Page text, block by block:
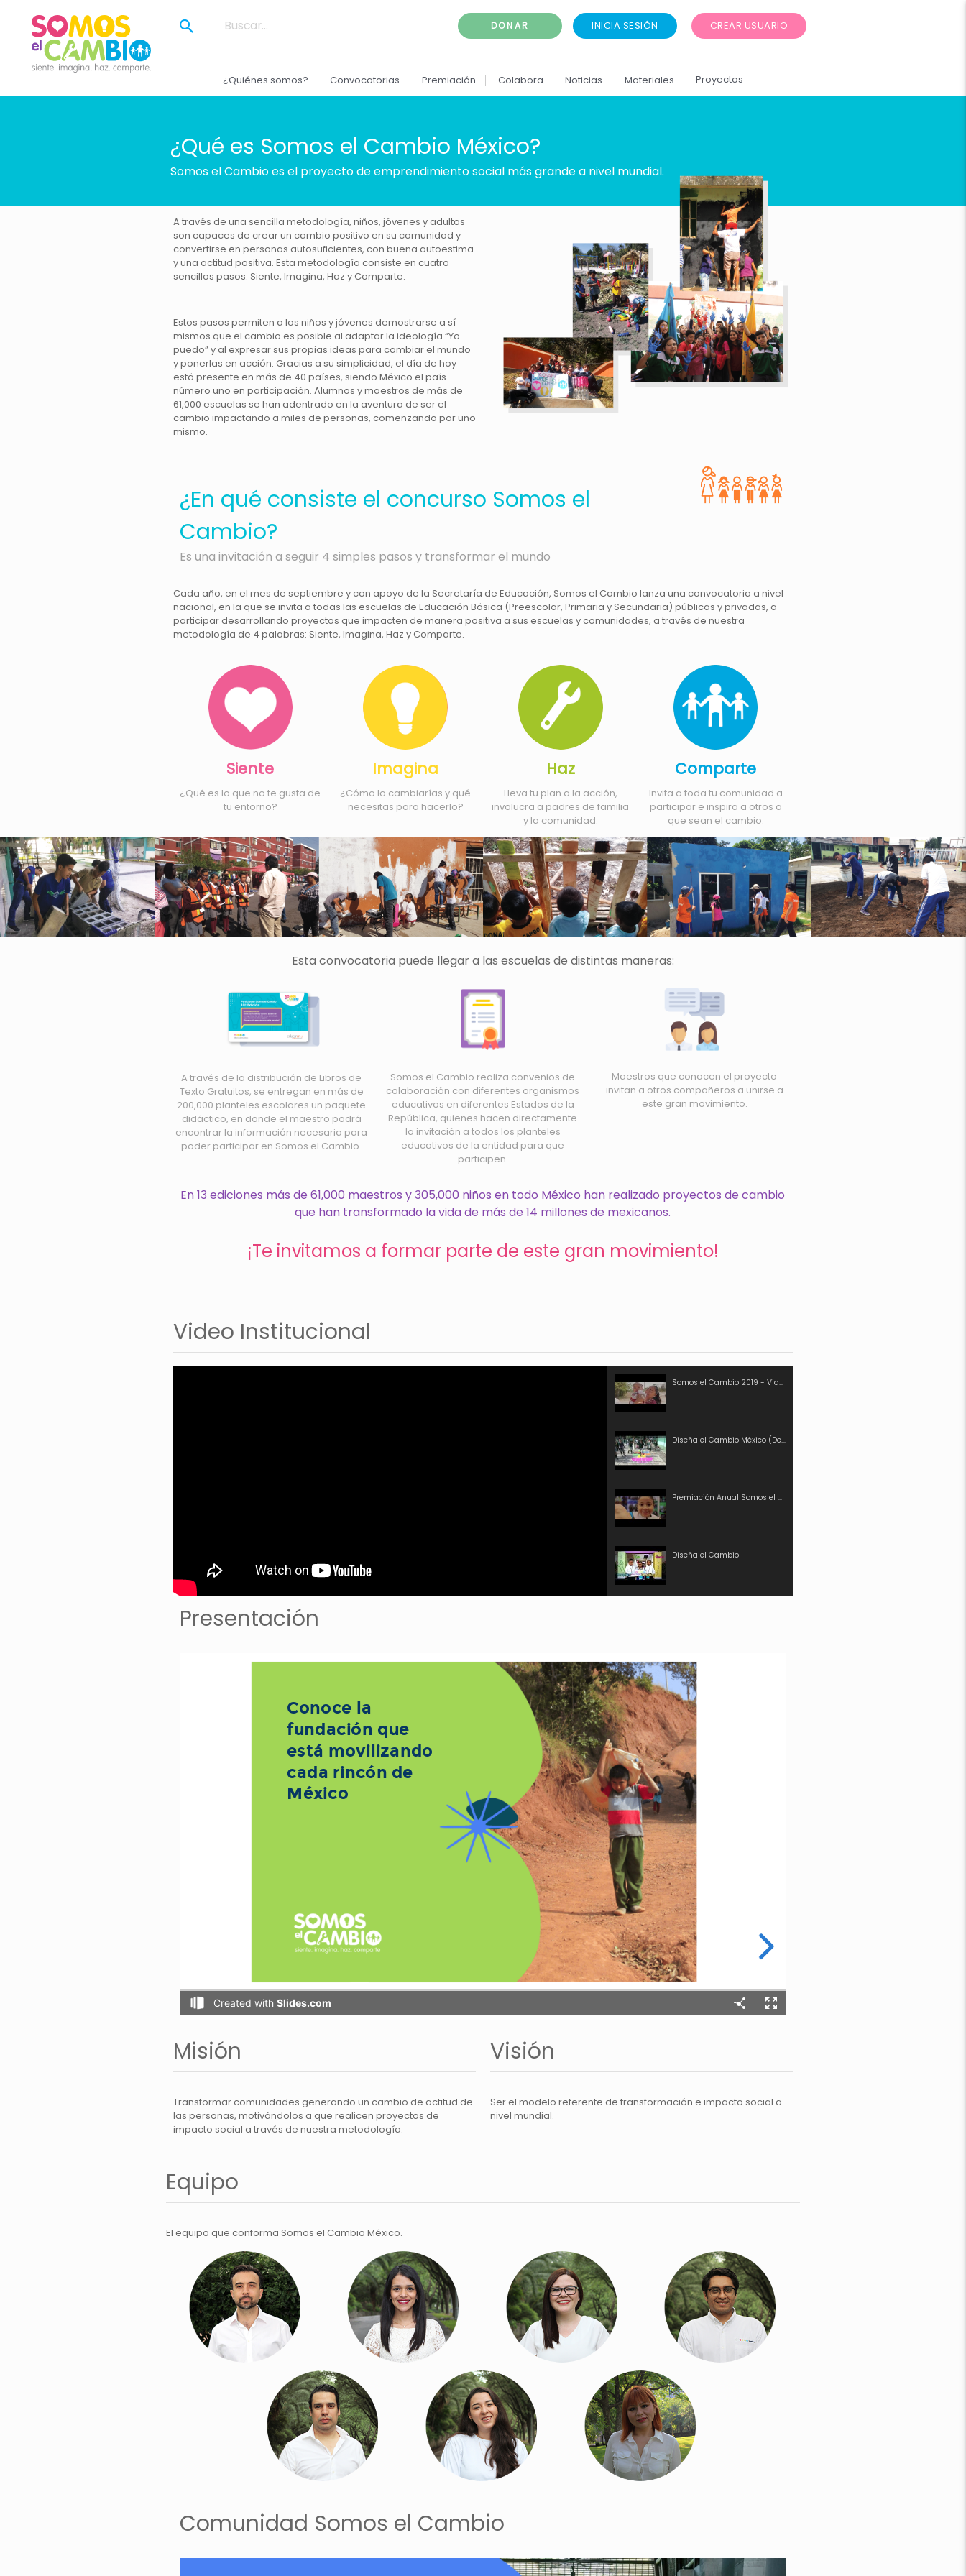
DONAR INICIA SESIÓN CREAR USUARIO
¿Quiénes somos? Convocatorias Premiación Colabora Noticias Materiales Proyectos
¿Qué es Somos el Cambio México?
Somos el Cambio es el proyecto de emprendimiento social más grande a nivel mundial.
A través de una sencilla metodología, niños, jóvenes y adultos
son capaces de crear un cambio positivo en su comunidad y
convertirse en personas autosuficientes, con buena autoestima
y una actitud positiva. Esta metodología consiste en cuatro
sencillos pasos: Siente, Imagina, Haz y Comparte.
Estos pasos permiten a los niños y jóvenes demostrarse a sí
mismos que el cambio es posible al adaptar la ideología “Yo
puedo” y al expresar sus propias ideas para cambiar el mundo
y ponerlas en acción. Gracias a su simplicidad, el día de hoy
está presente en más de 40 países, siendo México el país
número uno en participación. Alumnos y maestros de más de
61,000 escuelas se han adentrado en la aventura de ser el
cambio impactando a miles de personas, comenzando por uno
mismo.
¿En qué consiste el concurso Somos el
Cambio?
Es una invitación a seguir 4 simples pasos y transformar el mundo
Cada año, en el mes de septiembre y con apoyo de la Secretaría de Educación, Somos el Cambio lanza una convocatoria a nivel
nacional, en la que se invita a todas las escuelas de Educación Básica (Preescolar, Primaria y Secundaria) públicas y privadas, a
participar desarrollando proyectos que impacten de manera positiva a sus escuelas y comunidades, a través de nuestra
metodología de 4 palabras: Siente, Imagina, Haz y Comparte.
Siente
¿Qué es lo que no te gusta de
tu entorno?
Imagina
¿Cómo lo cambiarías y qué
necesitas para hacerlo?
Haz
Lleva tu plan a la acción,
involucra a padres de familia
y la comunidad.
Comparte
Invita a toda tu comunidad a
participar e inspira a otros a
que sean el cambio.
Esta convocatoria puede llegar a las escuelas de distintas maneras:
A través de la distribución de Libros de
Texto Gratuitos, se entregan en más de
200,000 planteles escolares un paquete
didáctico, en donde el maestro podrá
encontrar la información necesaria para
poder participar en Somos el Cambio.
Somos el Cambio realiza convenios de
colaboración con diferentes organismos
educativos en diferentes Estados de la
República, quienes hacen directamente
la invitación a todos los planteles
educativos de la entidad para que
participen.
Maestros que conocen el proyecto
invitan a otros compañeros a unirse a
este gran movimiento.
En 13 ediciones más de 61,000 maestros y 305,000 niños en todo México han realizado proyectos de cambio
que han transformado la vida de más de 14 millones de mexicanos.
¡Te invitamos a formar parte de este gran movimiento!
Video Institucional
Somos el Cambio 2019 - Video Institucional
Diseña el Cambio México (Design for Change Mexico - English Subtitles)
Premiación Anual Somos el Cambio 2018
Diseña el Cambio
Presentación
Misión
Transformar comunidades generando un cambio de actitud de
las personas, motivándolos a que realicen proyectos de
impacto social a través de nuestra metodología.
Visión
Ser el modelo referente de transformación e impacto social a
nivel mundial.
Equipo
El equipo que conforma Somos el Cambio México.
Comunidad Somos el Cambio